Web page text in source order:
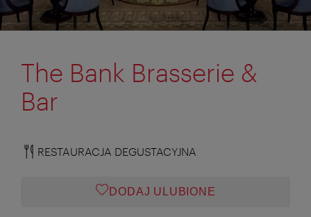
The Bank Brasserie &
Bar
RESTAURACJA DEGUSTACYJNA
DODAJ ULUBIONE